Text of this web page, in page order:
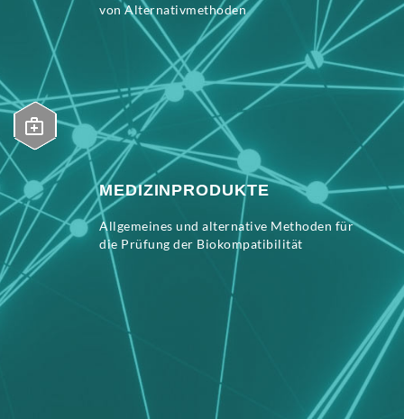
von Alternativmethoden
MEDIZINPRODUKTE
Allgemeines und alternative Methoden für
die Prüfung der Biokompatibilität